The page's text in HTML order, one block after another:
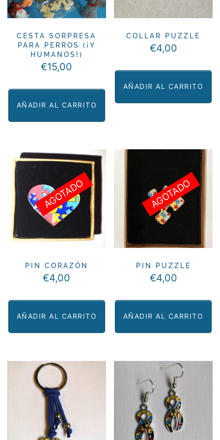
pueden
elegir
en
la
página
producto
pueden
elegir
en
la
producto
CESTA SORPRESA
PARA PERROS (¡Y
HUMANOS!)
€15,00
AÑADIR AL CARRITO
COLLAR PUZZLE
€4,00
AÑADIR AL CARRITO
PIN CORAZÓN
€4,00
AÑADIR AL CARRITO
AGOTADO
PIN PUZZLE
€4,00
AÑADIR AL CARRITO
AGOTADO